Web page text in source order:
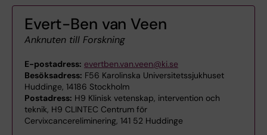
Evert-Ben van Veen
Anknuten till Forskning
E-postadress: evertben.van.veen@ki.se
Besöksadress: F56 Karolinska Universitetssjukhuset
Huddinge, 14186 Stockholm
Postadress: H9 Klinisk vetenskap, intervention och
teknik, H9 CLINTEC Centrum för
Cervixcancereliminering, 141 52 Huddinge